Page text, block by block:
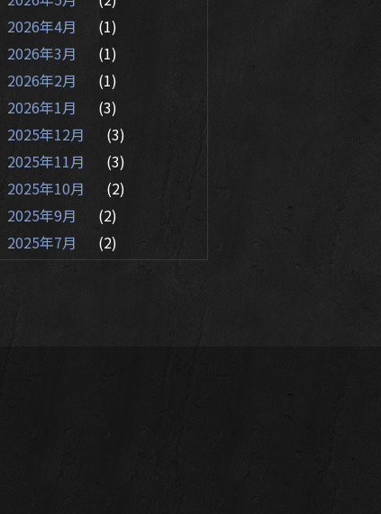
2026年4月
(1)
2026年3月
(1)
2026年2月
(1)
2026年1月
(3)
2025年12月
(3)
2025年11月
(3)
2025年10月
(2)
2025年9月
(2)
2025年7月
(2)